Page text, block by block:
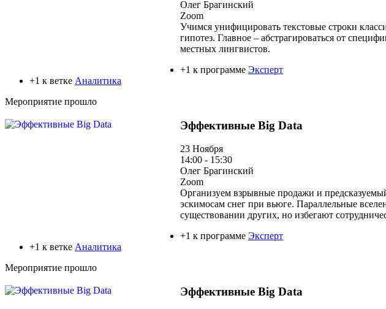
Олег Брагинский
Zoom
Учимся унифицировать текстовые строки
гипотез. Главное – абстрагироваться от
местных лингвистов.
+1 к программе Эксперт
+1 к ветке Аналитика
Мероприятие прошло
Эффективные Big Data
23 Ноября
14:00 - 15:30
Олег Брагинский
Zoom
Организуем взрывные продажи и
эскимосам снег при вьюге. Параллельные
существовании других, но избегают
+1 к программе Эксперт
+1 к ветке Аналитика
Мероприятие прошло
Эффективные Big Data